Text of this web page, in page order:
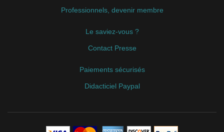
Professionnels, devenir membre
Le saviez-vous ?
Contact Presse
Paiements sécurisés
Didacticiel Paypal